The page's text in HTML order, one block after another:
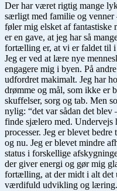
Der har været rigtig mange
særligt med familie og venner
føler mig elsket af fantastiske
er en gave, at jeg har så
fortælling er, at vi er faldet til i
Jeg er ved at lære nye
engagere mig i byen. På
udfordret makimalt. Jeg har
drømme og mål, som ikke er
skuffelser, sorg og tab. Men
nylig: “det var sådan det blev
finde sjælero med. Undervejs
processer. Jeg er blevet
og nu. Jeg er blevet mindre
status i forskellige
der giver energi og gør mig
fortælling, at der midt i alt det
værdifuld udvikling og læring.